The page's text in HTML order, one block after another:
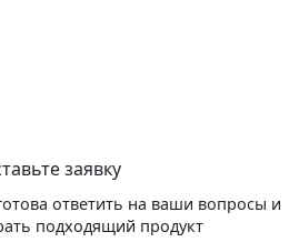
заявку
ответить на ваши вопросы и
подходящий продукт